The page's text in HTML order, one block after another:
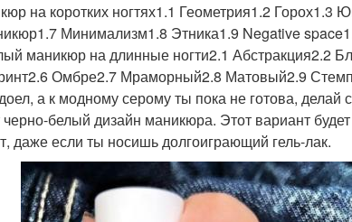
на коротких ногтях1.1 Геометрия1.2 Горох1.3
Минимализм1.8 Этника1.9 Negative
маникюр на длинные ногти2.1 Абстракция2.2
Омбре2.7 Мраморный2.8 Матовый2.9
а к модному серому ты пока не готова, делай
белый дизайн маникюра. Этот вариант
даже если ты носишь долгоиграющий гель-лак.